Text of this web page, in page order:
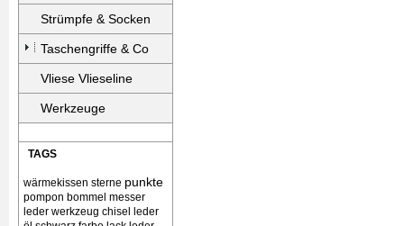
Strümpfe & Socken
Taschengriffe & Co
Vliese Vlieseline
Werkzeuge
TAGS
wärmekissen sterne punkte
pompon bommel messer
leder werkzeug chisel
leder